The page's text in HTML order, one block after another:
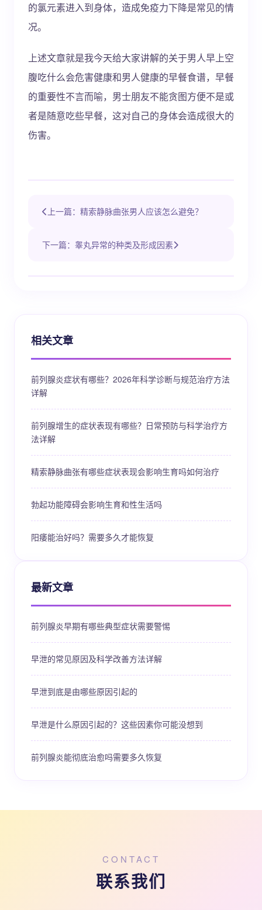
的氯元素进入到身体，造成免疫力下降是常见的情
况。
上述文章就是我今天给大家讲解的关于男人早上空
腹吃什么会危害健康和男人健康的早餐食谱，早餐
的重要性不言而喻，男士朋友不能贪图方便不是或
者是随意吃些早餐，这对自己的身体会造成很大的
伤害。
上一篇：精索静脉曲张男人应该怎么避免？
下一篇：睾丸异常的种类及形成因素
相关文章
前列腺炎症状有哪些？2026年科学诊断与规范治疗方法
详解
前列腺增生的症状表现有哪些？日常预防与科学治疗方
法详解
精索静脉曲张有哪些症状表现会影响生育吗如何治疗
勃起功能障碍会影响生育和性生活吗
阳痿能治好吗？需要多久才能恢复
最新文章
前列腺炎早期有哪些典型症状需要警惕
早泄的常见原因及科学改善方法详解
早泄到底是由哪些原因引起的
早泄是什么原因引起的？这些因素你可能没想到
前列腺炎能彻底治愈吗需要多久恢复
CONTACT
联系我们